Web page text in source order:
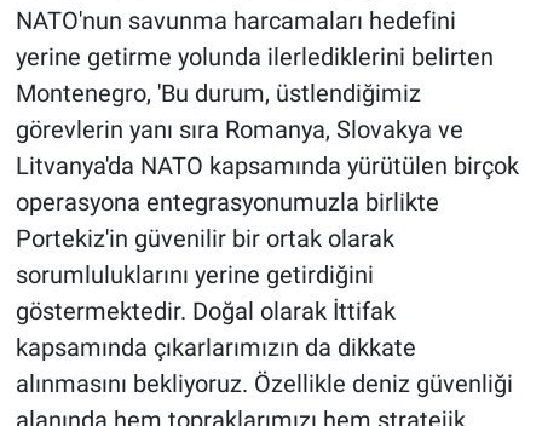
NATO'nun savunma harcamaları hedefini
yerine getirme yolunda ilerlediklerini belirten
Montenegro, 'Bu durum, üstlendiğimiz
görevlerin yanı sıra Romanya, Slovakya ve
Litvanya'da NATO kapsamında yürütülen birçok
operasyona entegrasyonumuzla birlikte
Portekiz'in güvenilir bir ortak olarak
sorumluluklarını yerine getirdiğini
göstermektedir. Doğal olarak İttifak
kapsamında çıkarlarımızın da dikkate
alınmasını bekliyoruz. Özellikle deniz güvenliği
alanında hem topraklarımızı hem stratejik